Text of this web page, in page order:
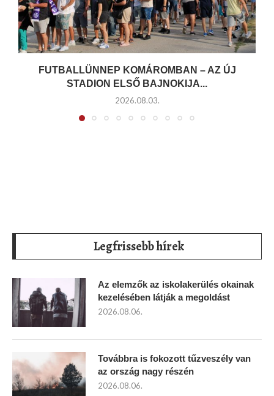
FUTBALLÜNNEP KOMÁROMBAN – AZ ÚJ
STADION ELSŐ BAJNOKIJA...
2026.08.03.
Legfrissebb hírek
Az elemzők az iskolakerülés okainak
kezelésében látják a megoldást
2026.08.06.
Továbbra is fokozott tűzveszély van
az ország nagy részén
2026.08.06.